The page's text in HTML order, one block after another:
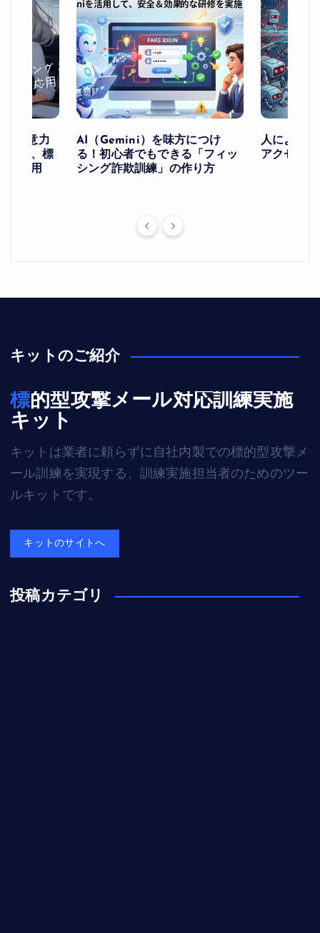
ー注意力
グと、標
の応用
AI（Gemini）を味方につけ
る！初心者でもできる「フィッ
シング詐欺訓練」の作り方
人による
アクセス
キットのご紹介
標的型攻撃メール対応訓練実施
キット
キットは業者に頼らずに自社内製での標的型攻撃メ
ール訓練を実現する、訓練実施担当者のためのツー
ルキットです。
キットのサイトへ
投稿カテゴリ